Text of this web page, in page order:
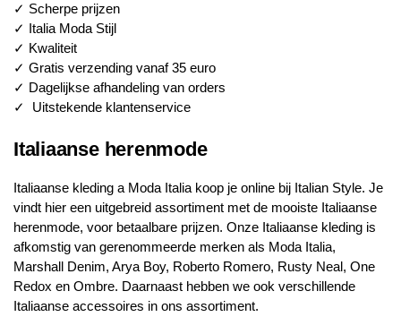
✓ Scherpe prijzen
✓ Italia Moda Stijl
✓ Kwaliteit
✓ Gratis verzending vanaf 35 euro
✓ Dagelijkse afhandeling van orders
✓ Uitstekende klantenservice
Italiaanse herenmode
Italiaanse kleding a Moda Italia koop je online bij Italian Style. Je
vindt hier een uitgebreid assortiment met de mooiste Italiaanse
herenmode, voor betaalbare prijzen. Onze Italiaanse kleding is
afkomstig van gerenommeerde merken als Moda Italia,
Marshall Denim, Arya Boy, Roberto Romero, Rusty Neal, One
Redox en Ombre. Daarnaast hebben we ook verschillende
Italiaanse accessoires in ons assortiment.